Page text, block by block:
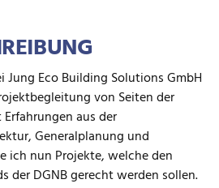
Jung Eco Building Solutions GmbH
von Seiten der
aus der
Generalplanung und
ich nun Projekte, welche den
der DGNB gerecht werden sollen.